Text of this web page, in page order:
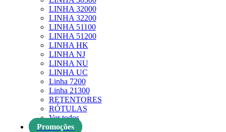
LINHA 32000
LINHA 32200
LINHA 51100
LINHA 51200
LINHA HK
LINHA NJ
LINHA NU
LINHA UC
Linha 7200
Linha 21300
RETENTORES
RÓTULAS
Ver todos
Promoções